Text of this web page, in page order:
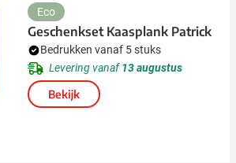
Eco
Geschenkset Kaasplank Patrick
Bedrukken vanaf 5 stuks
Levering vanaf13 augustus
Bekijk